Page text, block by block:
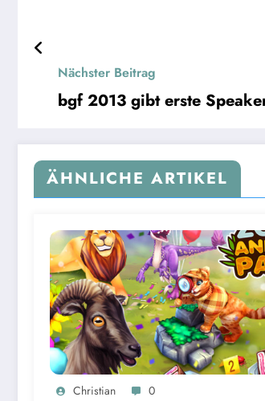
Nächster Beitrag
bgf 2013 gibt erste
ÄHNLICHE ARTIKEL
Christian 0